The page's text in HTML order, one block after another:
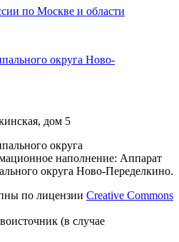
по Москве и области
округа Ново-
дом 5
округа
наполнение: Аппарат
округа Ново-Переделкино.
по лицензии Creative Commons
(в случае